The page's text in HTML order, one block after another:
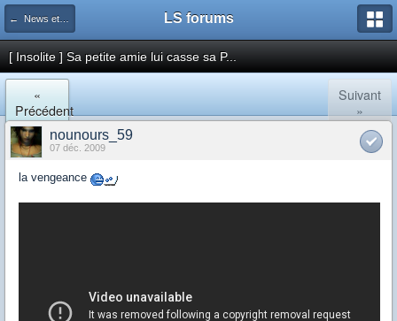
← News et actualités postées sur LS LS forums
[ Insolite ] Sa petite amie lui casse sa P...
«
Précédent
Suivant
»
nounours_59
07 déc. 2009
la vengeance